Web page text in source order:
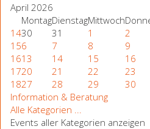
April 2026
MontagDienstagMittwoch
1430 31 1 2
156 7 8 9
1613 14 15 16
1720 21 22 23
1827 28 29 30
Information & Beratung
Alle Kategorien ...
Events aller Kategorien anzeigen